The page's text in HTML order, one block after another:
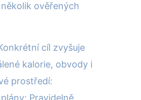
ověřených
cíl zvyšuje
kalorie, obvody i
prostředí: